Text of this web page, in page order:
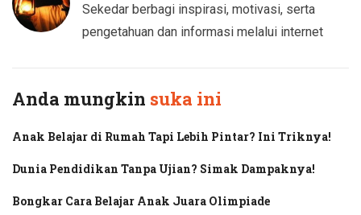
Sekedar berbagi inspirasi, motivasi, serta
pengetahuan dan informasi melalui internet
Anda mungkin suka ini
Anak Belajar di Rumah Tapi Lebih Pintar? Ini Triknya!
Dunia Pendidikan Tanpa Ujian? Simak Dampaknya!
Bongkar Cara Belajar Anak Juara Olimpiade